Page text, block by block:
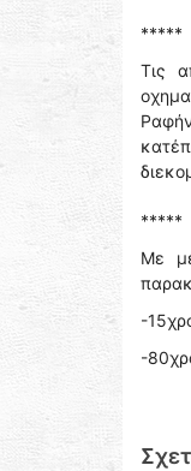
*****
Τις
*****
Με
-
-